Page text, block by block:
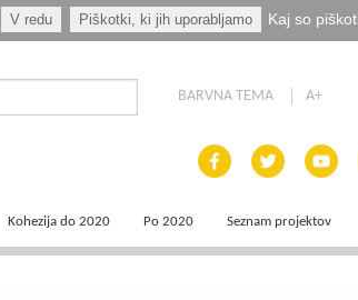
V redu Piškotki, ki jih uporabljamo Kaj so
BARVNA TEMA A+
Kohezija do 2020 Po 2020 Seznam projektov